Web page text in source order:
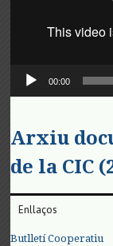
00:00
Arxiu
de la CIC
Enllaços
Butlletí Cooperatiu